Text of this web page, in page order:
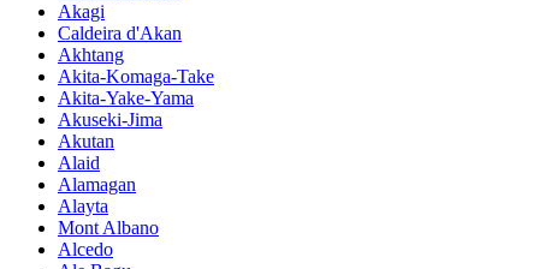
Akagi
Caldeira d'Akan
Akhtang
Akita-Komaga-Take
Akita-Yake-Yama
Akuseki-Jima
Akutan
Alaid
Alamagan
Alayta
Mont Albano
Alcedo